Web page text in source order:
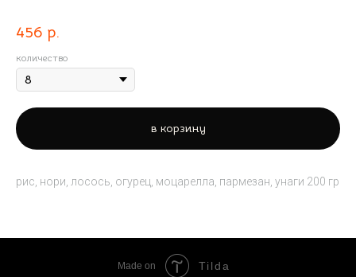
456 р.
количество
в корзину
рис, нори, лосось, огурец, моцарелла, пармезан, унаги 200 гр
Made on Tilda